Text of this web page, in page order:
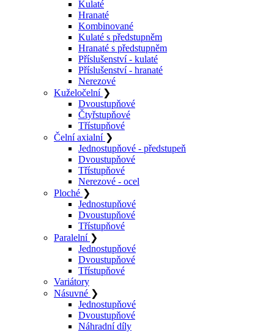
Kulaté
Hranaté
Kombinované
Kulaté s předstupněm
Hranaté s předstupněm
Příslušenství - kulaté
Příslušenství - hranaté
Nerezové
Kuželočelní ❯
Dvoustupňové
Čtyřstupňové
Třístupňové
Čelní axialní ❯
Jednostupňové - předstupeň
Dvoustupňové
Třístupňové
Nerezové - ocel
Ploché ❯
Jednostupňové
Dvoustupňové
Třístupňové
Paralelní ❯
Jednostupňové
Dvoustupňové
Třístupňové
Variátory
Násuvné ❯
Jednostupňové
Dvoustupňové
Náhradní díly